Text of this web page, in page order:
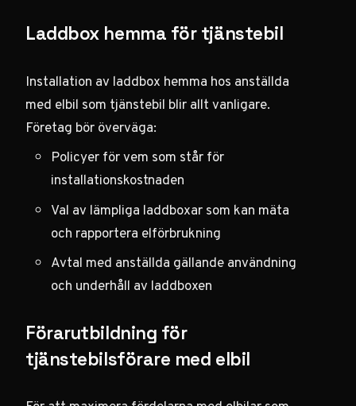
Laddbox hemma för tjänstebil
Installation av laddbox hemma hos anställda
med elbil som tjänstebil blir allt vanligare.
Företag bör överväga:
Policyer för vem som står för
installationskostnaden
Val av lämpliga laddboxar som kan mäta
och rapportera elförbrukning
Avtal med anställda gällande användning
och underhåll av laddboxen
Förarutbildning för
tjänstebilsförare med elbil